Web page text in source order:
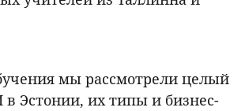
мы рассмотрели целый
Эстонии, их типы и бизнес-